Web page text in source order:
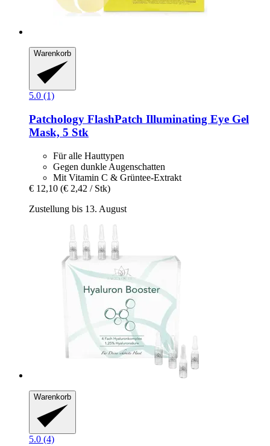
Warenkorb
5.0 (1)
Patchology FlashPatch Illuminating Eye Gel
Mask, 5 Stk
Für alle Hauttypen
Gegen dunkle Augenschatten
Mit Vitamin C & Grüntee-Extrakt
€ 12,10 (€ 2,42 / Stk)
Zustellung bis 13. August
Warenkorb
5.0 (4)